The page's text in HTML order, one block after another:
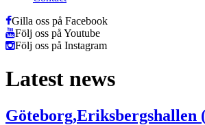
Gilla oss på Facebook
Följ oss på Youtube
Följ oss på Instagram
Latest news
Göteborg,Eriksbergshallen